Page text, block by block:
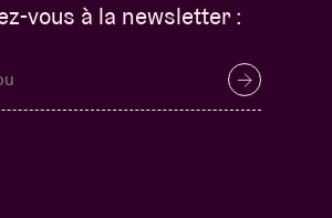
vous à la newsletter :